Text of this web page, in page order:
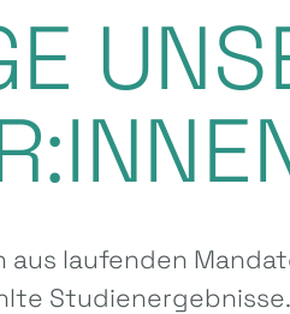
laufenden
Studien­ergebnisse.